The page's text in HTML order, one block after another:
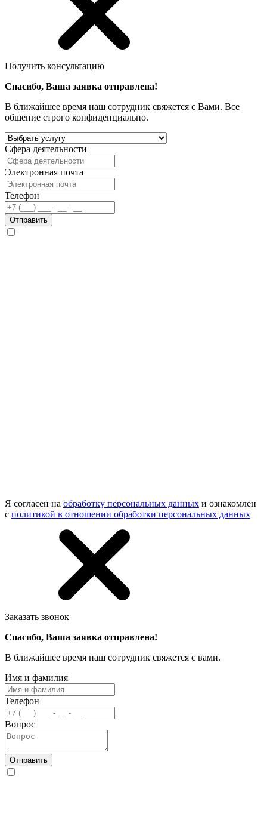
Получить консультацию
Спасибо, Ваша заявка отправлена!
В ближайшее время наш сотрудник свяжется с Вами. Все
общение строго конфиденциально.
Сфера деятельности
Электронная почта
Телефон
Отправить
Я согласен на обработку персональных данных и ознакомлен
с политикой в отношении обработки персональных данных
Заказать звонок
Спасибо, Ваша заявка отправлена!
В ближайшее время наш сотрудник свяжется с вами.
Имя и фамилия
Телефон
Вопрос
Отправить